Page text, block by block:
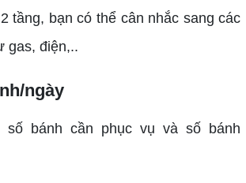
tầng, bạn có thể cân nhắc sang các
gas, điện,..
ngày
số bánh cần phục vụ và số bánh